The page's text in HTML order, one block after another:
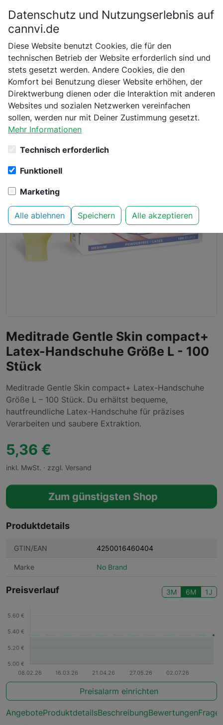
Startseite No Brand
Verarbeitung und Extraktion
Meditrade Gentle Skin compact+ Latex-Handschuhe Größe L
- 100 Stück
Meditrade Gentle Skin compact+
Latex-Handschuhe Größe L - 100
Stück
Meditrade Gentle Skin compact+ Latex-Handschuhe
Größe L – 100 Stück. Du erhältst bequeme,
hautfreundliche Latex-Handschuhe für präzises
Verarbeiten und saubere Extraktion.
5,36 €
inkl. MwSt. · zzgl. Versand
Zum günstigsten Shop
Produktdetails
GTIN/EAN 4250016460404
Marke No Brand
Preisverlauf 3M 6M 1J
Preisalarm einrichten
AngeboteProduktdetailsBeschreibungBewertungen
Bitte bestätige dein Alter
Bist du schon 18 Jahre alt?
Nein Ja
Datenschutz und Nutzungserlebnis auf
cannvi.de
Diese Website benutzt Cookies, die für den
technischen Betrieb der Website erforderlich sind und
stets gesetzt werden. Andere Cookies, die den
Komfort bei Benutzung dieser Website erhöhen, der
Direktwerbung dienen oder die Interaktion mit anderen
Websites und sozialen Netzwerken vereinfachen
sollen, werden nur mit Deiner Zustimmung gesetzt.
Mehr Informationen
Technisch erforderlich
Funktionell
Marketing
Alle ablehnen Speichern Alle akzeptieren